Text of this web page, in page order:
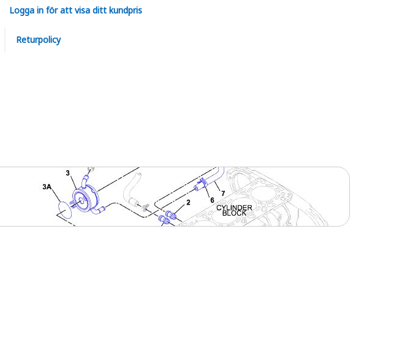
Logga in för att visa ditt kundpris
Returpolicy